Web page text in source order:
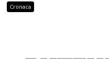
Cronaca